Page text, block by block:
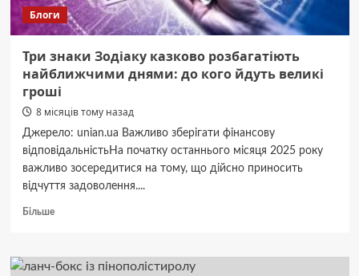
Блоги
Три знаки Зодіаку казково розбагатіють
найближчими днями: до кого йдуть великі
гроші
8 місяців тому назад
Джерело: unian.ua Важливо зберігати фінансову
відповідальністьНа початку останнього місяця 2025 року
важливо зосередитися на тому, що дійсно приносить
відчуття задоволення....
БільшеДокладніше
знаки
Зодіаку